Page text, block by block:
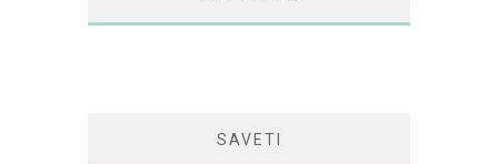
SAVETI